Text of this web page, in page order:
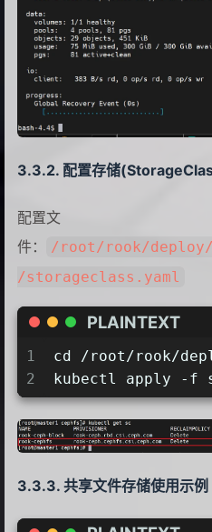
24
25
26
27
28
29
31
activeCount:
kubectl create -
配置存储
配置文
件：
/root/rook/deploy/
/storageclass.yaml
PLAINTEXT
1
2
cd /root/rook/
kubectl apply -f
共享文件存储使用示例